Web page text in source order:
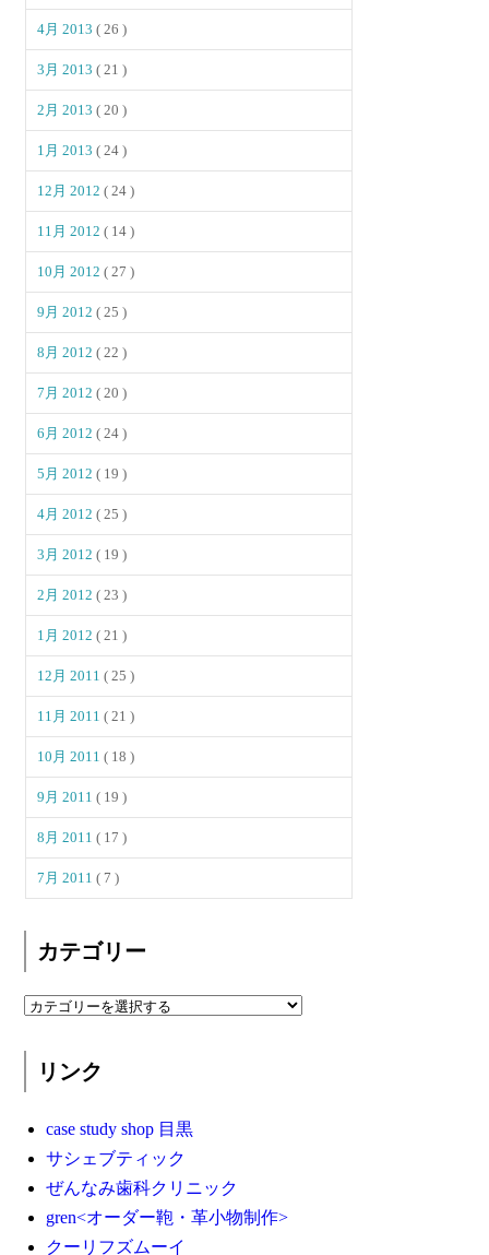
4月 2013( 26 )
3月 2013( 21 )
2月 2013( 20 )
1月 2013( 24 )
12月 2012( 24 )
11月 2012( 14 )
10月 2012( 27 )
9月 2012( 25 )
8月 2012( 22 )
7月 2012( 20 )
6月 2012( 24 )
5月 2012( 19 )
4月 2012( 25 )
3月 2012( 19 )
2月 2012( 23 )
1月 2012( 21 )
12月 2011( 25 )
11月 2011( 21 )
10月 2011( 18 )
9月 2011( 19 )
8月 2011( 17 )
7月 2011( 7 )
カテゴリー
リンク
case study shop 目黒
サシェブティック
ぜんなみ歯科クリニック
gren<オーダー鞄・革小物制作>
クーリフズムーイ